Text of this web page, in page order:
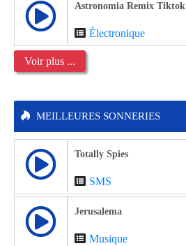
Astronomia Remix Tiktok
Électronique
Voir plus ...
MEILLEURES SONNERIES
Totally Spies
SMS
Jerusalema
Musique